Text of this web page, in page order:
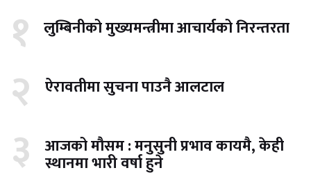
१ लुम्बिनीको मुख्यमन्त्रीमा आचार्यको निरन्तरता
२ ऐरावतीमा सुचना पाउनै आलटाल
३ आजको मौसम : मनुसुनी प्रभाव कायमै, केही
स्थानमा भारी वर्षा हुने